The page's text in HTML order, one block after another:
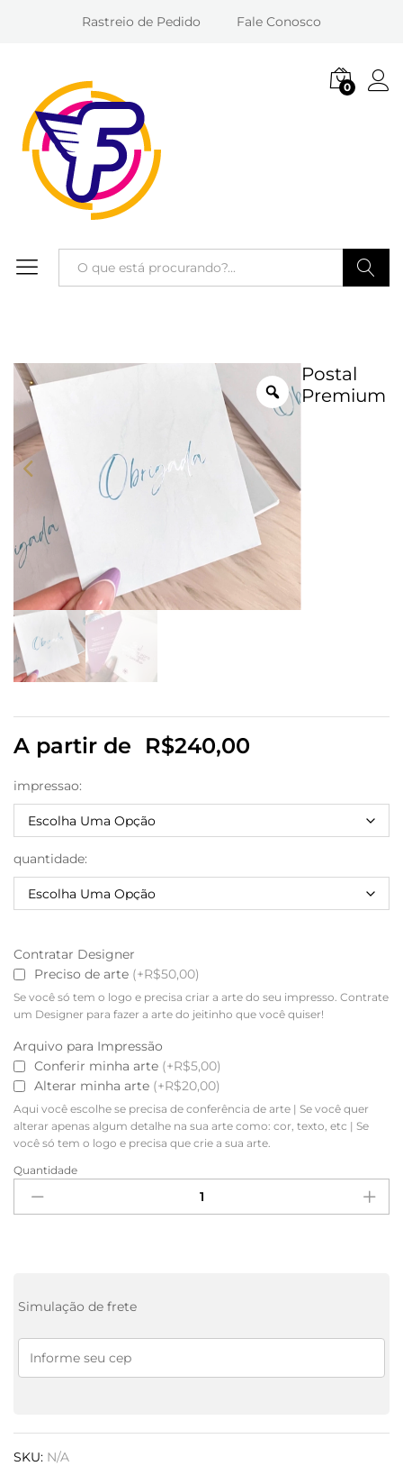
Rastreio de Pedido Fale Conosco
0
Postal
Premium
A partir de R$240,00
impressao:
quantidade:
Contratar Designer
Preciso de arte (+R$50,00)
Se você só tem o logo e precisa criar a arte do seu impresso. Contrate
um Designer para fazer a arte do jeitinho que você quiser!
Arquivo para Impressão
Conferir minha arte (+R$5,00)
Alterar minha arte (+R$20,00)
Aqui você escolhe se precisa de conferência de arte | Se você quer
alterar apenas algum detalhe na sua arte como: cor, texto, etc | Se
você só tem o logo e precisa que crie a sua arte.
Quantidade
Simulação de frete
SKU: N/A